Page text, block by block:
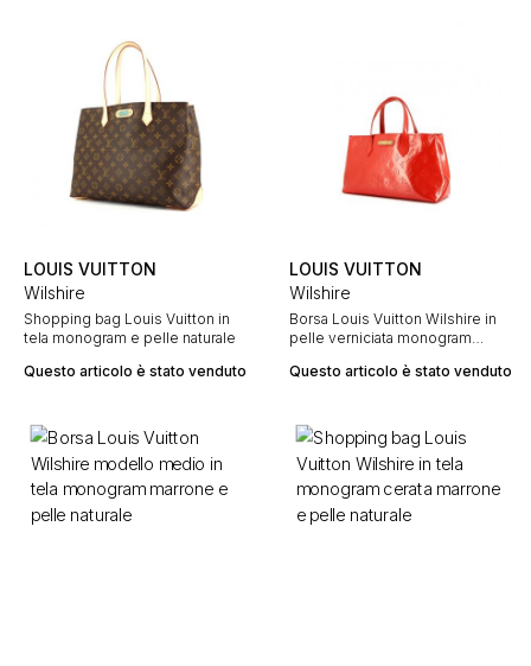
LOUIS VUITTON
Wilshire
Shopping bag Louis Vuitton in
tela monogram e pelle naturale
Questo articolo è stato venduto
LOUIS VUITTON
Wilshire
Borsa Louis Vuitton Wilshire in
pelle verniciata monogram
Questo articolo è stato venduto